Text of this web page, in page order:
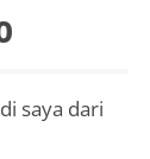
saya dari